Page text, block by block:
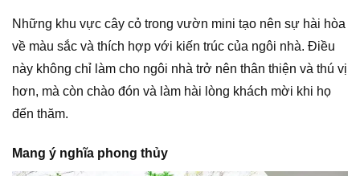
Những khu vực cây cỏ trong vườn mini tạo nên sự hài hòa
về màu sắc và thích hợp với kiến trúc của ngôi nhà. Điều
này không chỉ làm cho ngôi nhà trở nên thân thiện và thú vị
hơn, mà còn chào đón và làm hài lòng khách mời khi họ
đến thăm.
Mang ý nghĩa phong thủy